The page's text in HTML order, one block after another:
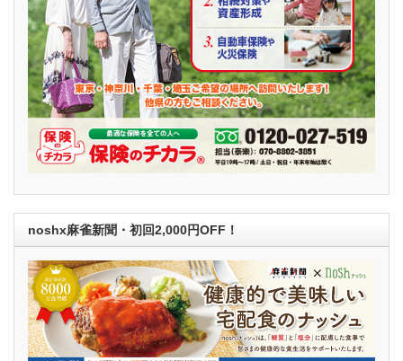
noshx麻雀新聞・初回2,000円OFF！